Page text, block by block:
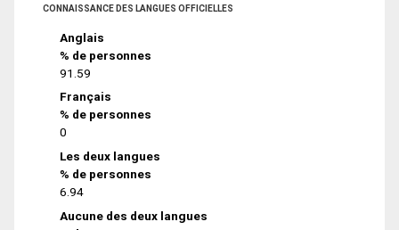
CONNAISSANCE DES LANGUES OFFICIELLES
Anglais
% de personnes
91.59
Français
% de personnes
0
Les deux langues
% de personnes
6.94
Aucune des deux langues